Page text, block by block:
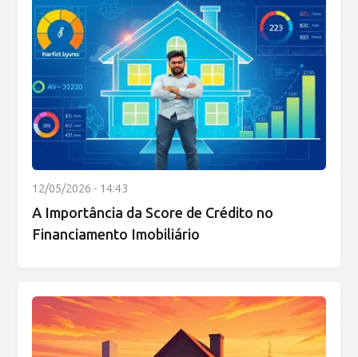
12/05/2026 - 14:43
A Importância da Score de Crédito no
Financiamento Imobiliário